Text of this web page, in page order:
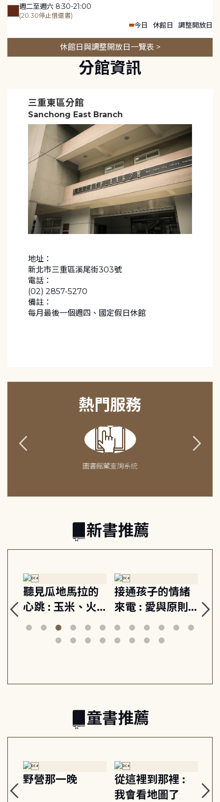
週二至週六 8:30-21:00
(20:30停止借還書)
今日 休館日 調整開放日
休館日與調整開放日一覽表 >
分館資訊
三重東區分館
Sanchong East Branch
地址：
新北市三重區溪尾街303號
電話：
(02) 2857-5270
備註：
每月最後一個週四、國定假日休館
熱門服務
圖書館藏查詢系統
新書推薦
拉的
、火
交官
接通孩子的情緒
來電 : 愛與原則,
建立教養的安定
節奏 22個行動練
重啟你的情緒開
關 : 高壓人生不
爆炸指南, 5分鐘
減輕身心壓力, 找
童書推薦
野營那一晚
從這裡到那裡 :
我會看地圖了
美